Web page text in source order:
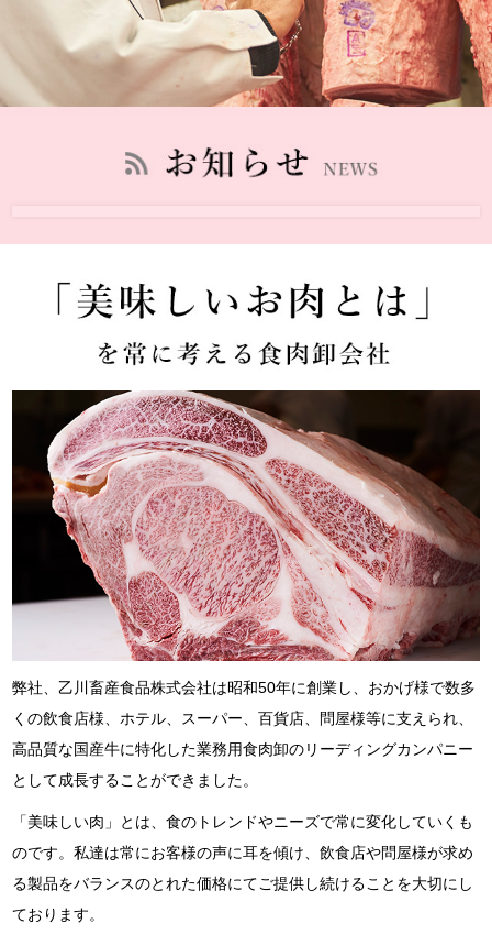
弊社、乙川畜産食品株式会社は昭和50年に創業し、おかげ様で数多
くの飲食店様、ホテル、スーパー、百貨店、問屋様等に支えられ、
高品質な国産牛に特化した業務用食肉卸のリーディングカンパニー
として成長することができました。
「美味しい肉」とは、食のトレンドやニーズで常に変化していくも
のです。私達は常にお客様の声に耳を傾け、飲食店や問屋様が求め
る製品をバランスのとれた価格にてご提供し続けることを大切にし
ております。